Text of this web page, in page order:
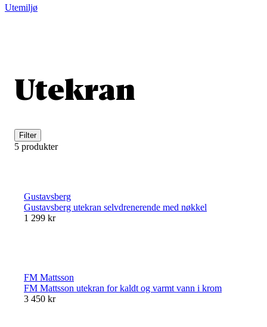
Utemiljø
Utekran
Filter
5 produkter
Gustavsberg
Gustavsberg utekran selvdrenerende med nøkkel
1 299 kr
FM Mattsson
FM Mattsson utekran for kaldt og varmt vann i krom
3 450 kr